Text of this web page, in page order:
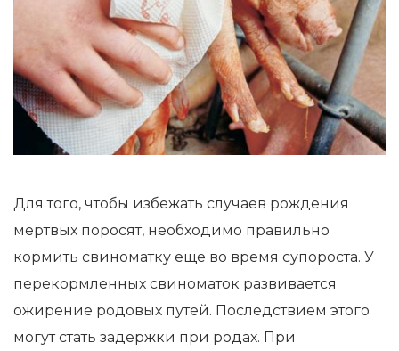
Для того, чтобы избежать случаев рождения
мертвых поросят, необходимо правильно
кормить свиноматку еще во время супороста. У
перекормленных свиноматок развивается
ожирение родовых путей. Последствием этого
могут стать задержки при родах. При